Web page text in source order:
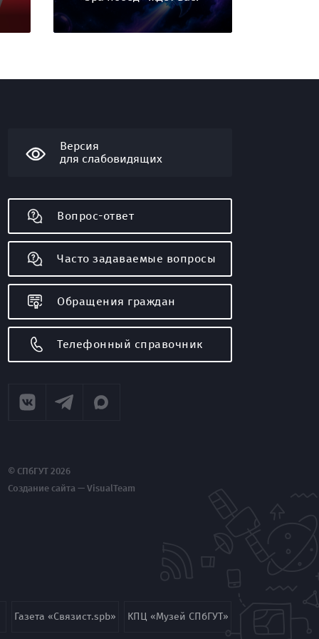
Версия
для слабовидящих
Вопрос-ответ
Часто задаваемые вопросы
Обращения граждан
Телефонный справочник
© СПбГУТ 2026
Создание сайта — VisualTeam
Газета «Связист.spb» КПЦ «Музей СПбГУТ»